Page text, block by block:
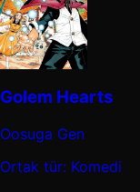
Golem Hearts
Oosuga Gen
Ortak tür: Komedi